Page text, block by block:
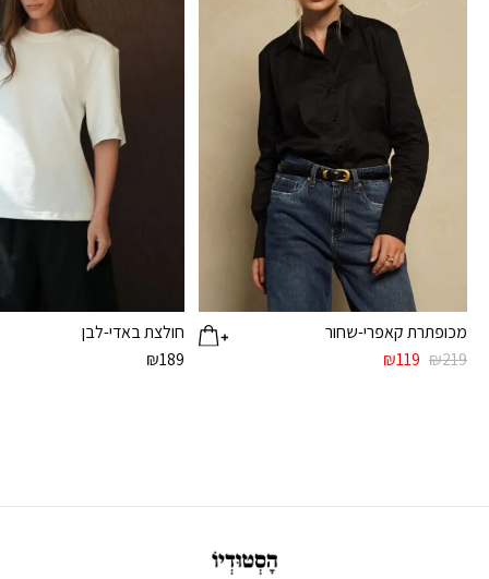
מכופתרת קאפרי-שחור
₪219
המחיר
₪119 המחיר
חולצת באדי-לבן
₪189